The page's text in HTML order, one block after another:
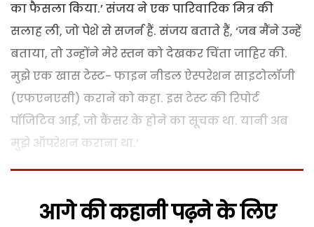
का फैसला किया.’ संजय ने एक पारिवारिक मित्र की
सलाह ली, जो पेशे से सजर्न हैं. संजय बताते हैं, ‘जब मैंने उन्हें
बताया, तो उन्होंने मेरे स्तन को देखकर चिंता जाहिर की.
मुझे एक खास टेस्ट- फाइन नीडल ऐस्परेशन साइटोलॉजी
(एफएनएसी) कराने को कहा. इस टेस्ट की रिपोर्ट
पॉजिटिव आई, जो कैंसर के होने का सूचक था. यानी अब
मुझे ऑपरेशन कराना था.’
आगे की कहानी पढ़ने के लिए